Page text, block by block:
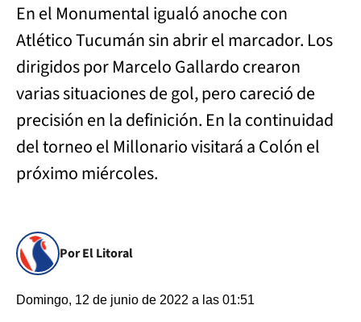
En el Monumental igualó anoche con
Atlético Tucumán sin abrir el marcador. Los
dirigidos por Marcelo Gallardo crearon
varias situaciones de gol, pero careció de
precisión en la definición. En la continuidad
del torneo el Millonario visitará a Colón el
próximo miércoles.
Por El Litoral
Domingo, 12 de junio de 2022 a las 01:51